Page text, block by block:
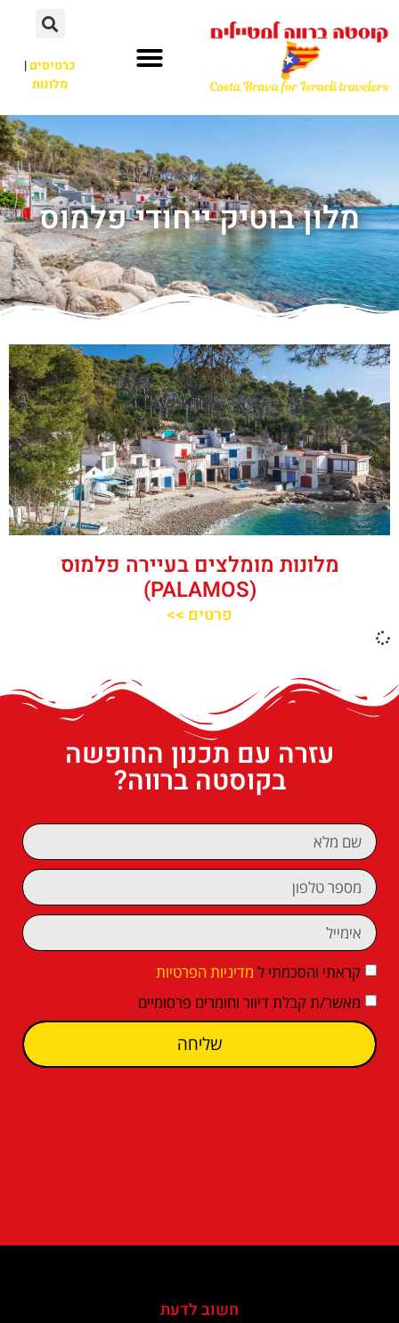
כרטיסים|
מלונות
מלון בוטיק ייחודי פלמוס
מלונות מומלצים בעיירה פלמוס
(PALAMOS)
פרטים >>
עזרה עם תכנון החופשה
בקוסטה ברווה?
קראתי והסכמתי ל מדיניות הפרטיות
מאשר/ת קבלת דיוור וחומרים פרסומיים
שליחה
חשוב לדעת